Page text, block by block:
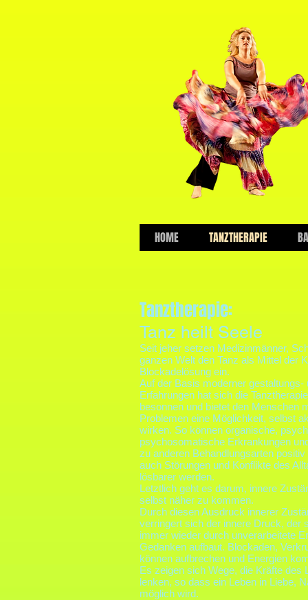
HOME TANZTHERAPIE
Tanztherapie:
Tanz heilt Seele
Seit jeher setzen Medizinmänner,
ganzen Welt den Tanz als Mittel der
Blockadelösung ein.
Auf der Basis moderner
Erfahrungen hat sich die
besonnen und bietet den Menschen
Problemen eine Möglichkeit, selbst
wirken. So können organische,
psychosomatische Erkrankungen
zu anderen Behandlungsarten
auch Störungen und Konflikte des
lösbarer werden.
Letztlich geht es darum, innere
selbst näher zu kommen.
Durch diesen Ausdruck innerer
verringert sich der innere Druck, der
immer wieder durch unverarbeitete
Gedanken aufbaut. Blockaden,
können aufbrechen und Energien
Es zeigen sich Wege, die Kräfte des
lenken, so dass ein Leben in Liebe,
möglich wird.